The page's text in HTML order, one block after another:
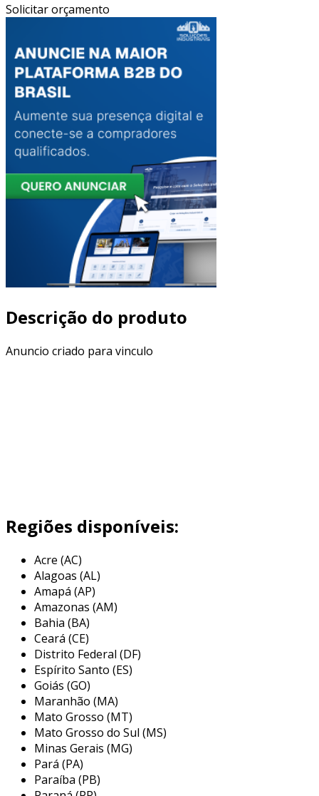
Solicitar orçamento
Descrição do produto
Anuncio criado para vinculo
Regiões disponíveis:
Acre (AC)
Alagoas (AL)
Amapá (AP)
Amazonas (AM)
Bahia (BA)
Ceará (CE)
Distrito Federal (DF)
Espírito Santo (ES)
Goiás (GO)
Maranhão (MA)
Mato Grosso (MT)
Mato Grosso do Sul (MS)
Minas Gerais (MG)
Pará (PA)
Paraíba (PB)